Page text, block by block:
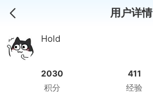
用户详情
Hold
2030
积分
411
经验